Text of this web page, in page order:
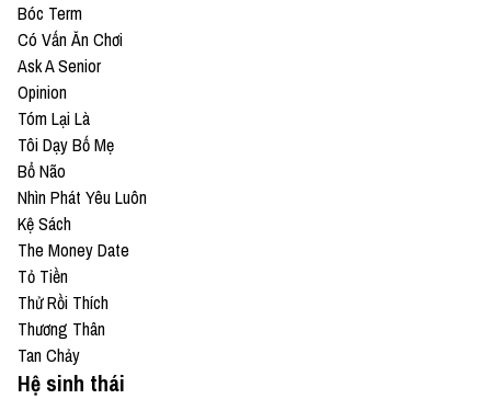
Bóc Term
Có Vấn Ăn Chơi
Ask A Senior
Opinion
Tóm Lại Là
Tôi Dạy Bố Mẹ
Bổ Não
Nhìn Phát Yêu Luôn
Kệ Sách
The Money Date
Tỏ Tiền
Thử Rồi Thích
Thương Thân
Tan Chảy
Hệ sinh thái